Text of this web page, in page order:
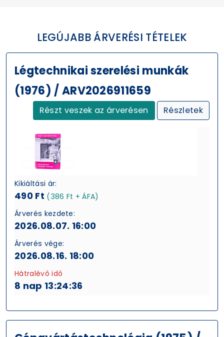
LEGÚJABB ÁRVERÉSI TÉTELEK
Légtechnikai szerelési munkák
(1976) / ARV2026911659
Részt veszek az árverésen Részletek
Kikiáltási ár:
490 Ft (386 Ft + ÁFA)
Árverés kezdete:
2026.08.07. 16:00
Árverés vége:
2026.08.16. 18:00
Hátralévő idő
8 nap 13:24:35